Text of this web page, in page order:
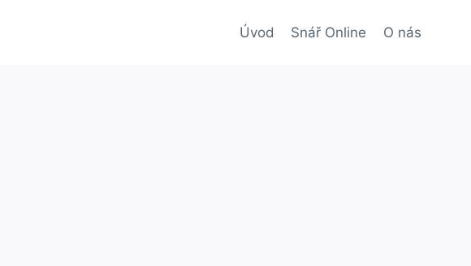
Úvod Snář Online O nás